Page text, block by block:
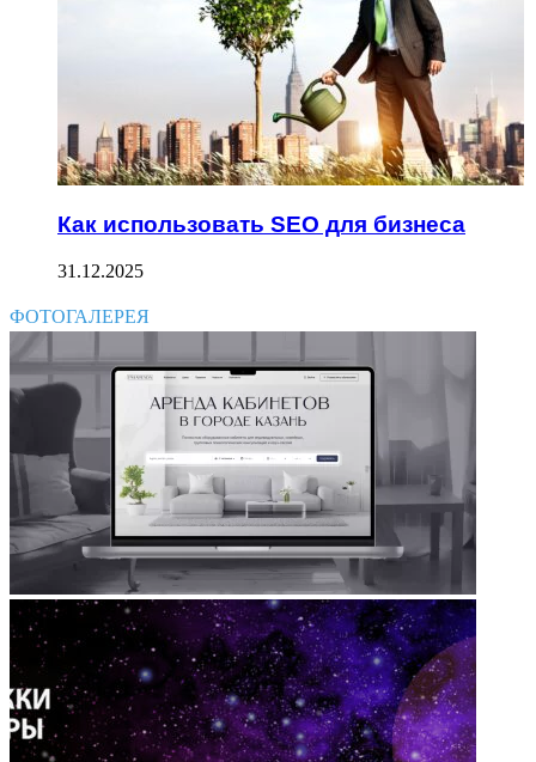
Как использовать SEO для бизнеса
31.12.2025
ФОТОГАЛЕРЕЯ